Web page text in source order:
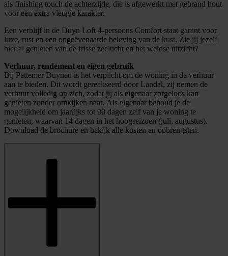
als finishing touch de achterzijde, die is afgewerkt met gebrand hout
voor een extra vleugje karakter.
Een verblijf in de Duyn Loft 4-persoons Comfort staat garant voor
luxe, rust en een ongeëvenaarde beleving van de kust. Zie jij jezelf
hier al genieten van de frisse zeelucht en het weidse uitzicht?
Verhuur, rendement en eigen gebruik
Bij Pettemer Duynen is het verplicht om de woning in de verhuur
aan te bieden. Dit wordt gerealiseerd door Landal, zij nemen de
verhuur volledig op zich, zodat jij als eigenaar zorgeloos kan
genieten zonder omkijken naar. Als eigenaar behoud je de
mogelijkheid om jaarlijks tot 90 dagen zelf van je woning te
genieten, waarvan 14 dagen in het hoogseizoen (juli, augustus).
Download de brochure en bekijk alle kosten en opbrengsten.